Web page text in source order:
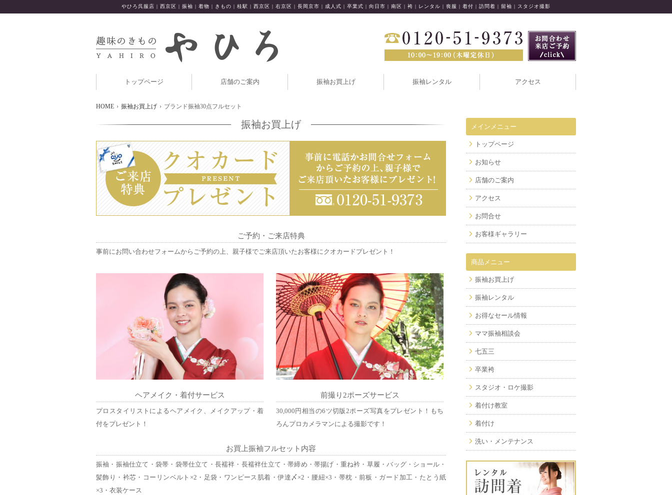
やひろ呉服店 | 西京区 | 振袖 | 着物 | きもの | 桂駅 | 西京区 | 右京区 | 長岡京市 | 成人式 | 卒業式 | 向日市 | 南区 | 袴 | レンタル | 喪服 | 着付 | 訪問着 | 留袖 | スタジオ撮影
トップページ 店舗のご案内 振袖お買上げ 振袖レンタル アクセス
HOME 振袖お買上げ ブランド振袖30点フルセット
振袖お買上げ
ご予約・ご来店特典
事前にお問い合わせフォームからご予約の上、親子様でご来店頂いたお客様にクオカードプレゼント！
ヘアメイク・着付サービス
プロスタイリストによるヘアメイク、メイクアップ・着
付をプレゼント！
前撮り2ポーズサービス
30,000円相当の6ツ切版2ポーズ写真をプレゼント！もち
ろんプロカメラマンによる撮影です！
お買上振袖フルセット内容
振袖・振袖仕立て・袋帯・袋帯仕立て・長襦袢・長襦袢仕立て・帯締め・帯揚げ・重ね衿・草履・バッグ・ショール・
髪飾り・衿芯・コーリンベルト×2・足袋・ワンピース肌着・伊達〆×2・腰紐×3・帯枕・前板・ガード加工・たとう紙
×3・衣装ケース
メインメニュー
トップページ
お知らせ
店舗のご案内
アクセス
お問合せ
お客様ギャラリー
商品メニュー
振袖お買上げ
振袖レンタル
お得なセール情報
ママ振袖相談会
七五三
卒業袴
スタジオ・ロケ撮影
着付け教室
着付け
洗い・メンテナンス